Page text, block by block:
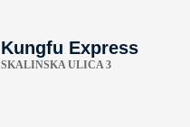
Kungfu Express
SKALINSKA ULICA 3